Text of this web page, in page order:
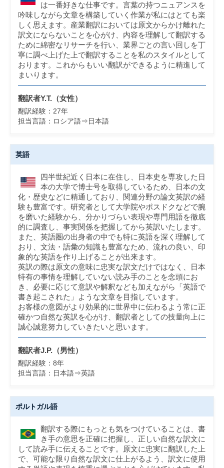
は一番好きな仕事です。言葉の持つニュアンスを
吟味しながら文章を構築していく作業が私にはとても楽
しく思えます。産業翻訳においては原文からかけ離れた
訳文にならないことを心がけ、内容を理解して翻訳する
ために綿密なリサーチを行い、業界ごとの言い回しを丁
寧に調べ上げた上で翻訳することを私のスタイルとして
おります。これからもいい翻訳ができるように精進して
まいります。
翻訳者Y.T.（女性）
翻訳経験： 27年
担当言語： ロシア語⇒日本語
英語
四半世紀近く日本に在住し、日本史を専攻した日
本の大学で博士号を取得しているため、日本の文
化・歴史などに精通しており、関連分野の論文英訳の経
験も豊富です。研究者として大学院やポスドクなどで腕
を磨いた経験から、分かりづらい表現や専門用語を徹底
的に調査し、事実関係を把握してから英訳いたします。
また、英語圏の出身者の中でも特に英語を深く理解して
おり、文法・語彙の知識も豊富なため、流れの良い、印
象的な英語を作り上げることが出来ます。
英訳の際は原文の意味に忠実な訳文だけではなく、日本
特有の事情を理解していない読み手のことを念頭にお
き、必要に応じて意訳や解釈なども加えながら「英語で
書き起こされた」ような文章を目指しています。
お客様の意図がより効果的に世界中に伝わるよう常に正
確かつ自然な英訳を心がけ、翻訳者としての技量向上に
誠心誠意努力していきたいと思います。
翻訳者J.P.（男性）
翻訳経験： 8年
担当言語： 日本語⇒英語
ポルトガル語
翻訳する際にもっとも気をつけていることは、書
き手の意思を正確に把握し、正しい自然な訳文に
して読み手に伝えることです。原文に忠実に翻訳した上
で、可能な限り自然な訳文に仕上がるよう、訳文に使用